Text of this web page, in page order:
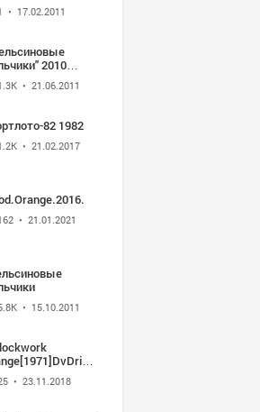
• 17.02.2011
2010
• 21.06.2011
Спортлото-82 1982
• 21.02.2017
• 21.01.2021
• 15.10.2011
• 23.11.2018